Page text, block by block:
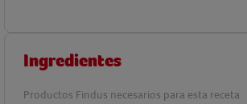
Ingredientes
Productos Findus necesarios para esta receta